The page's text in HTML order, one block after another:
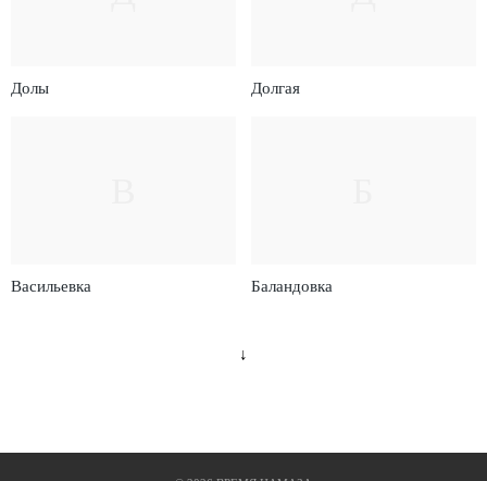
Долы Долгая
Васильевка Баландовка
↓